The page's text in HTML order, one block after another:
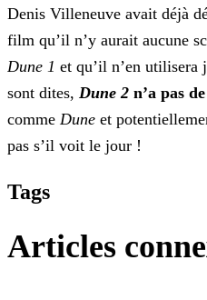
Denis Villeneuve avait déjà
film qu’il n’y aurait aucune
Dune 1 et qu’il n’en utilisera
sont dites, Dune 2 n’a pas
comme Dune et
pas s’il voit le jour !
Tags
Articles